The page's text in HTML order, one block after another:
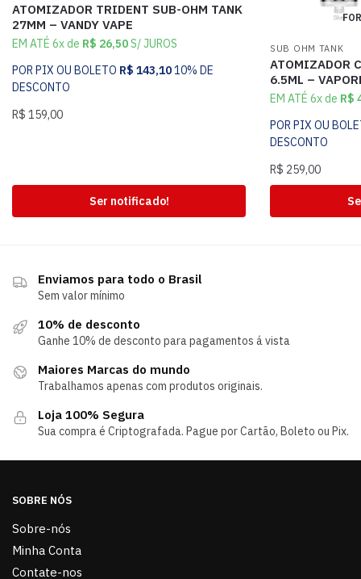
ATOMIZADOR TRIDENT SUB-OHM TANK
27MM – VANDY VAPE
EM ATÉ 6x de R$ 26,50S/ JUROS
POR PIX OU BOLETO R$ 143,1010% DE
DESCONTO
R$ 159,00
Ser notificado!
SUB OHM TANK
ATOMIZADOR
6.5ML –
EM ATÉ 6x de R$
POR PIX OU
DESCONTO
R$ 259,00
Enviamos para todo o Brasil
Sem valor mínimo
10% de desconto
Ganhe 10% de desconto para pagamentos á vista
Maiores Marcas do mundo
Trabalhamos apenas com produtos originais.
Loja 100% Segura
Sua compra é Criptografada. Pague por Cartão, Boleto ou Pix.
SOBRE NÓS
Sobre-nós
Minha Conta
Contate-nos